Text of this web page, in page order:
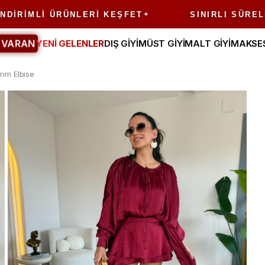
ÜRÜNLERI KEŞFET SINIRLI SÜRELI
VARANYENİ GELENLERDIŞ GİYİMÜST GİYİMALT GİYİM
Elbise